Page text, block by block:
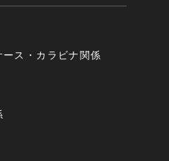
ス・カラビナ関係